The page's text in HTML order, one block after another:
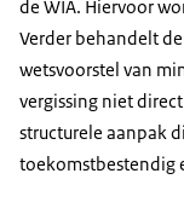
de WIA. Hiervoor
Verder behandelt
wetsvoorstel van
vergissing niet
structurele aanpak
toekomstbestendig